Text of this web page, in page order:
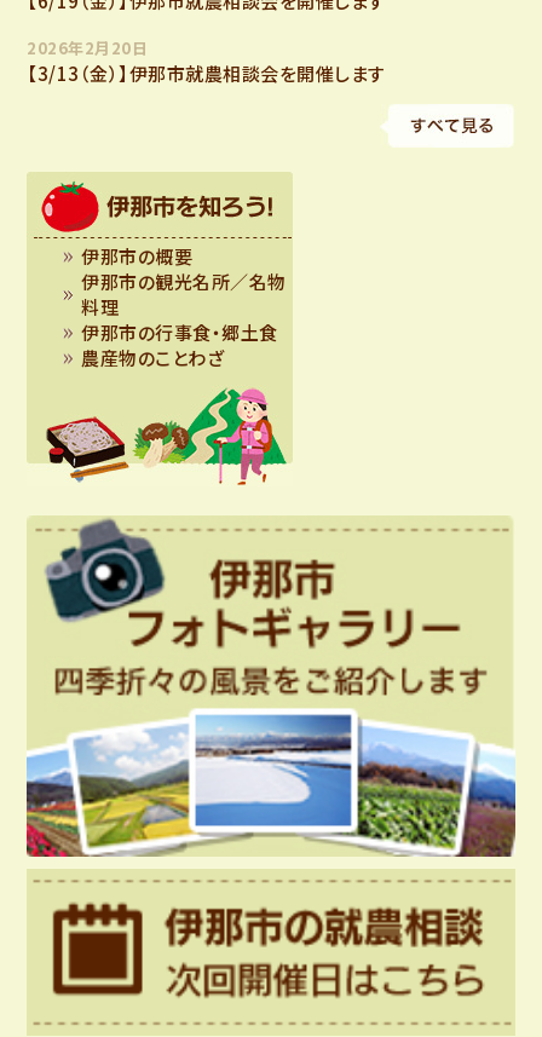
【3/13（金）】伊那市就農相談会を開催します
2026年2月20日
伊那市の概要
伊那市の観光名所／名物
料理
伊那市の行事食・郷土食
農産物のことわざ